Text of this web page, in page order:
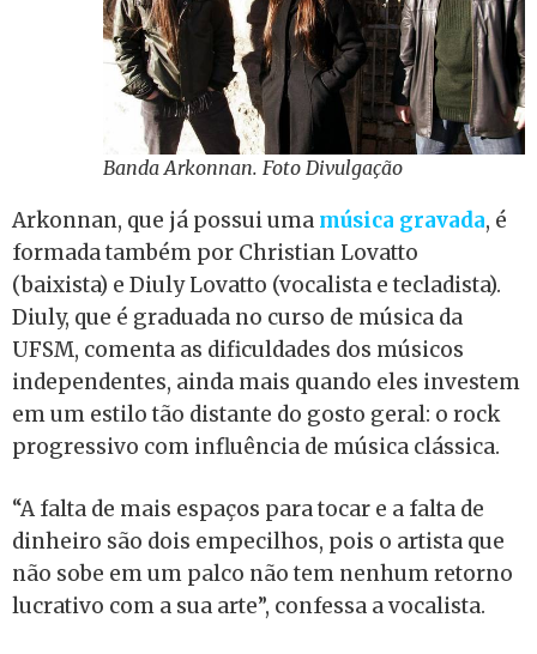
Banda Arkonnan. Foto Divulgação
Arkonnan, que já possui uma música gravada, é
formada também por Christian Lovatto
(baixista) e Diuly Lovatto (vocalista e tecladista).
Diuly, que é graduada no curso de música da
UFSM, comenta as dificuldades dos músicos
independentes, ainda mais quando eles investem
em um estilo tão distante do gosto geral: o rock
progressivo com influência de música clássica.
“A falta de mais espaços para tocar e a falta de
dinheiro são dois empecilhos, pois o artista que
não sobe em um palco não tem nenhum retorno
lucrativo com a sua arte”, confessa a vocalista.